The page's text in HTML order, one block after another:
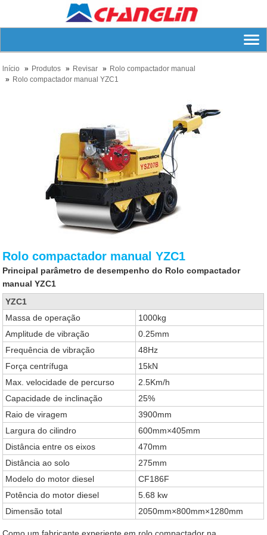
lnício Produtos Revisar
Rolo compactador manual
Rolo compactador manual YZC1
Rolo compactador manual YZC1
Principal parâmetro de desempenho do Rolo compactador
manual YZC1
YZC1
Massa de operação
1000kg
Amplitude de vibração
0.25mm
Frequência de vibração
48Hz
Força centrífuga
15kN
Max. velocidade de percurso
2.5Km/h
Capacidade de inclinação
25%
Raio de viragem
3900mm
Largura do cilindro
600mm×405mm
Distância entre os eixos
470mm
Distância ao solo
275mm
Modelo do motor diesel
CF186F
Potência do motor diesel
5.68 kw
Dimensão total
2050mm×800mm×1280mm